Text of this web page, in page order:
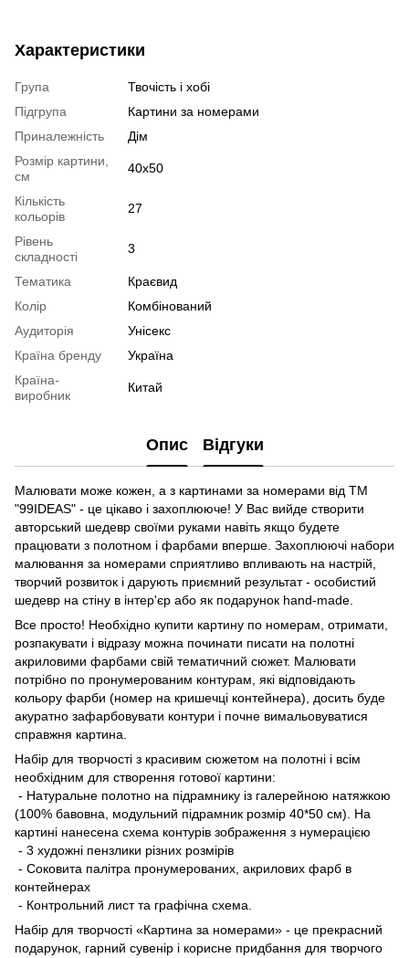
Характеристики
Група
Твочість і хобі
Підгрупа
Картини за номерами
Приналежність
Дім
Розмір картини,
см
40х50
Кількість
кольорів
27
Рівень
складності
3
Тематика
Краєвид
Колір
Комбінований
Аудиторія
Унісекс
Країна бренду
Україна
Країна-
виробник
Китай
Опис Відгуки
Малювати може кожен, а з картинами за номерами від ТМ
"99IDEAS" - це цікаво і захоплююче! У Вас вийде створити
авторський шедевр своїми руками навіть якщо будете
працювати з полотном і фарбами вперше. Захоплюючі набори
малювання за номерами сприятливо впливають на настрій,
творчий розвиток і дарують приємний результат - особистий
шедевр на стіну в інтер'єр або як подарунок hand-made.
Все просто! Необхідно купити картину по номерам, отримати,
розпакувати і відразу можна починати писати на полотні
акриловими фарбами свій тематичний сюжет. Малювати
потрібно по пронумерованим контурам, які відповідають
кольору фарби (номер на кришечці контейнера), досить буде
акуратно зафарбовувати контури і почне вимальовуватися
справжня картина.
Набір для творчості з красивим сюжетом на полотні і всім
необхідним для створення готової картини:
- Натуральне полотно на підрамнику із галерейною натяжкою
(100% бавовна, модульний підрамник розмір 40*50 см). На
картині нанесена схема контурів зображення з нумерацією
- 3 художні пензлики різних розмірів
- Соковита палітра пронумерованих, акрилових фарб в
контейнерах
- Контрольний лист та графічна схема.
Набір для творчості «Картина за номерами» - це прекрасний
подарунок, гарний сувенір і корисне придбання для творчого